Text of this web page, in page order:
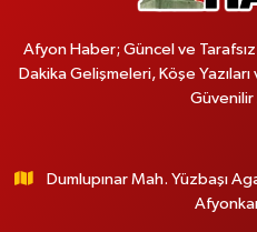
Afyon Haber; Güncel ve
Dakika Gelişmeleri, Köşe
Dumlupınar Mah. Yüzbaşı